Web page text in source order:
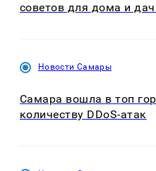
советов для дома и
Новости Самары
Самара вошла в топ
количеству DDoS-атак